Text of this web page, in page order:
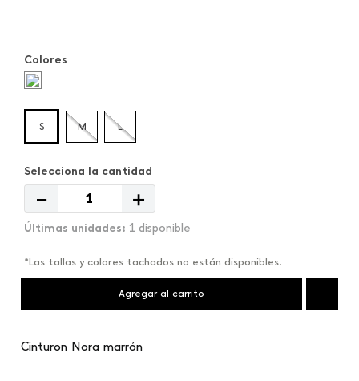
Colores
S M L
＋
－
1 disponible
*Las tallas y colores tachados no están disponibles.
Agregar al carrito
Cinturon Nora marrón